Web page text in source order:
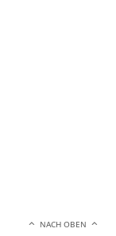
NACH OBEN